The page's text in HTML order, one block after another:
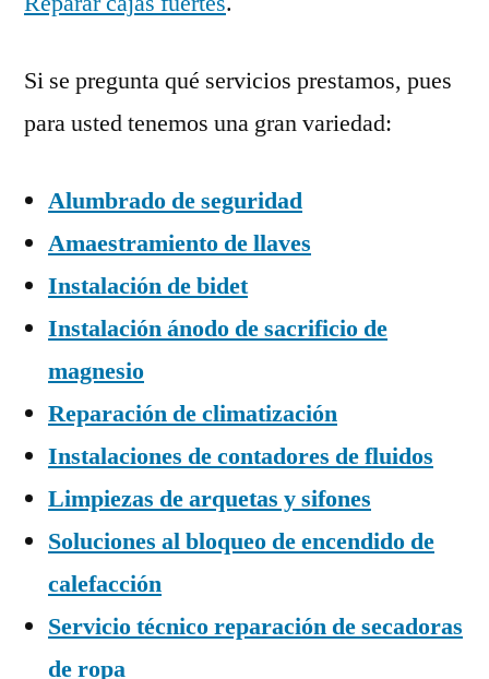
Si se pregunta qué servicios prestamos, pues
para usted tenemos una gran variedad:
Alumbrado de seguridad
Amaestramiento de llaves
Instalación de bidet
Instalación ánodo de sacrificio de
magnesio
Reparación de climatización
Instalaciones de contadores de fluidos
Limpiezas de arquetas y sifones
Soluciones al bloqueo de encendido de
calefacción
Servicio técnico reparación de secadoras
de ropa